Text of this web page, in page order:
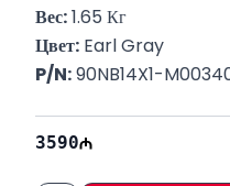
Вес: 1.65 Кг
Цвет: Earl Gray
P/N: 90NB14X1-
3590